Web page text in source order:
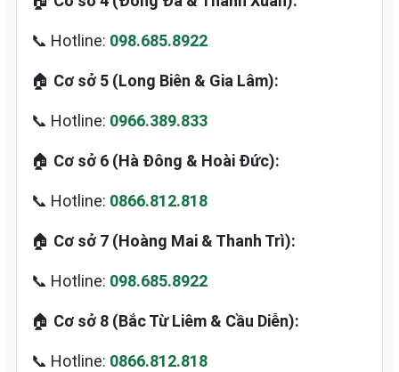
📞 Hotline: 098.685.8922
🏠 Cơ sở 5 (Long Biên & Gia Lâm):
📞 Hotline: 0966.389.833
🏠 Cơ sở 6 (Hà Đông & Hoài Đức):
📞 Hotline: 0866.812.818
🏠 Cơ sở 7 (Hoàng Mai & Thanh Trì):
📞 Hotline: 098.685.8922
🏠 Cơ sở 8 (Bắc Từ Liêm & Cầu Diễn):
📞 Hotline: 0866.812.818